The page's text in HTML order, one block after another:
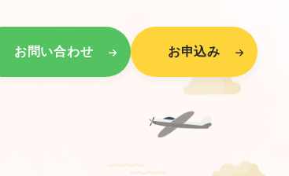
お問い合わせ お申込み